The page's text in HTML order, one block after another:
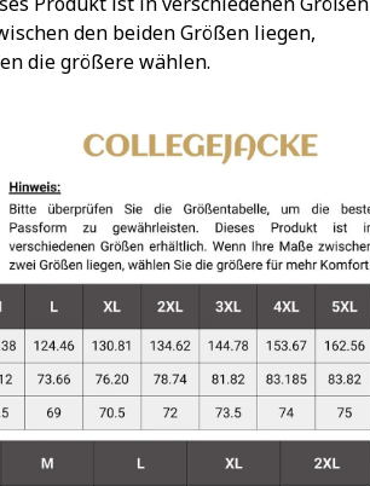
den beiden Größen liegen,
die größere wählen.